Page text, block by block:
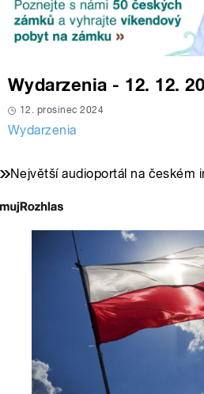
Wydarzenia - 12. 12.
12. prosinec 2024
Wydarzenia
Největší audioportál na českém